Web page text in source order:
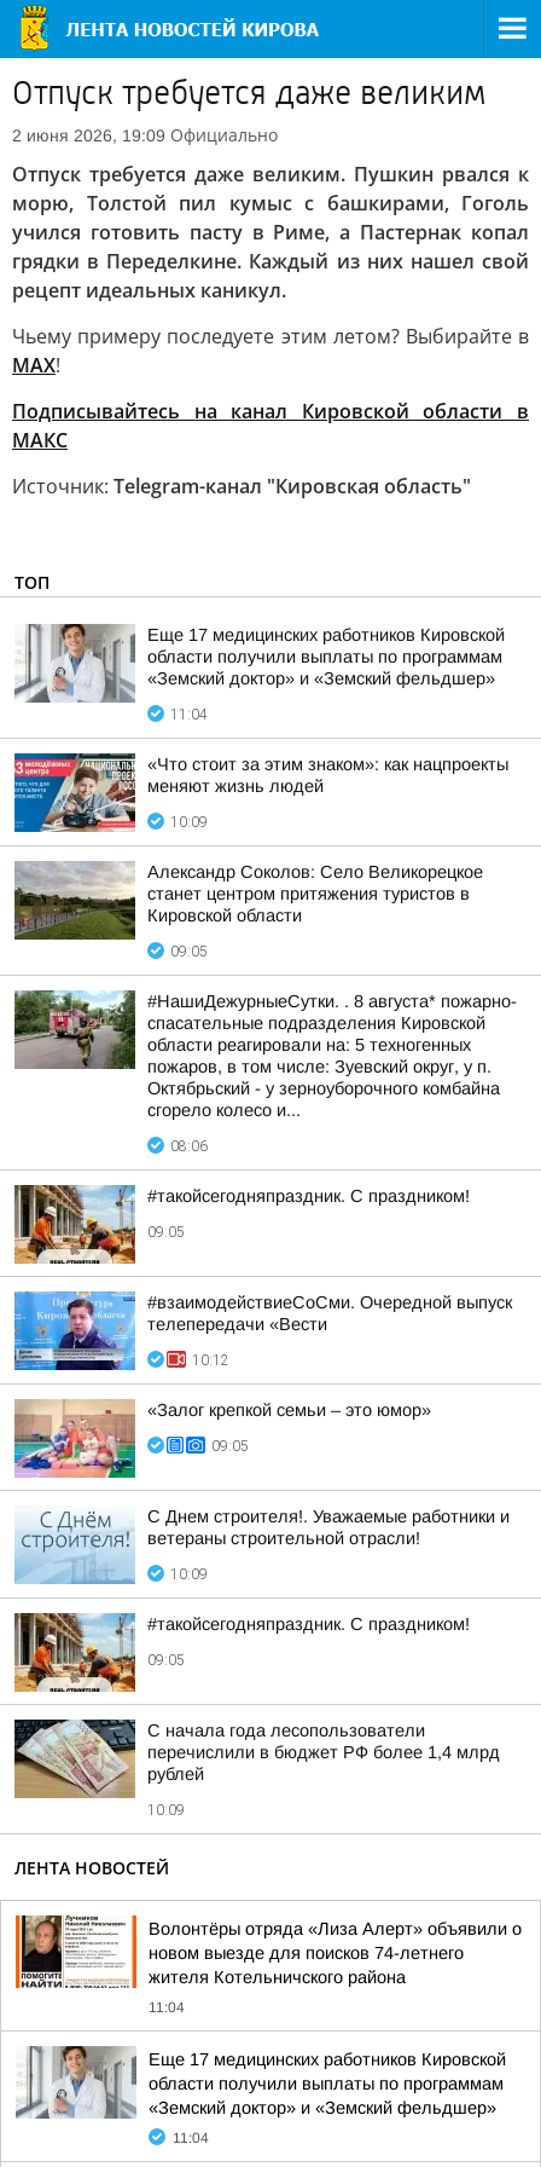
Отпуск требуется даже великим
2 июня 2026, 19:09 Официально
Отпуск требуется даже великим. Пушкин рвался к
морю, Толстой пил кумыс с башкирами, Гоголь
учился готовить пасту в Риме, а Пастернак копал
грядки в Переделкине. Каждый из них нашел свой
рецепт идеальных каникул.
Чьему примеру последуете этим летом? Выбирайте в
MAX!
Подписывайтесь на канал Кировской области в
МАКС
Источник: Telegram-канал "Кировская область"
ТОП
Еще 17 медицинских работников Кировской
области получили выплаты по программам
«Земский доктор» и «Земский фельдшер»
11:04
«Что стоит за этим знаком»: как нацпроекты
меняют жизнь людей
10:09
Александр Соколов: Село Великорецкое
станет центром притяжения туристов в
Кировской области
09:05
#НашиДежурныеСутки. . 8 августа* пожарно-
спасательные подразделения Кировской
области реагировали на: 5 техногенных
пожаров, в том числе: Зуевский округ, у п.
Октябрьский - у зерноуборочного комбайна
сгорело колесо и...
08:06
#такойсегодняпраздник. С праздником!
09:05
#взаимодействиеСоСми. Очередной выпуск
телепередачи «Вести
10:12
«Залог крепкой семьи – это юмор»
09:05
С Днем строителя!. Уважаемые работники и
ветераны строительной отрасли!
10:09
#такойсегодняпраздник. С праздником!
09:05
С начала года лесопользователи
перечислили в бюджет РФ более 1,4 млрд
рублей
10:09
ЛЕНТА НОВОСТЕЙ
Волонтёры отряда «Лиза Алерт» объявили о
новом выезде для поисков 74-летнего
жителя Котельничского района
11:04
Еще 17 медицинских работников Кировской
области получили выплаты по программам
«Земский доктор» и «Земский фельдшер»
11:04